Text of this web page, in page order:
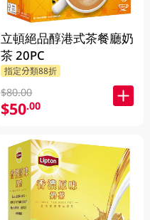
立頓絕品醇港式茶餐廳奶
茶 20PC
指定分類88折
$80.00
$50.00